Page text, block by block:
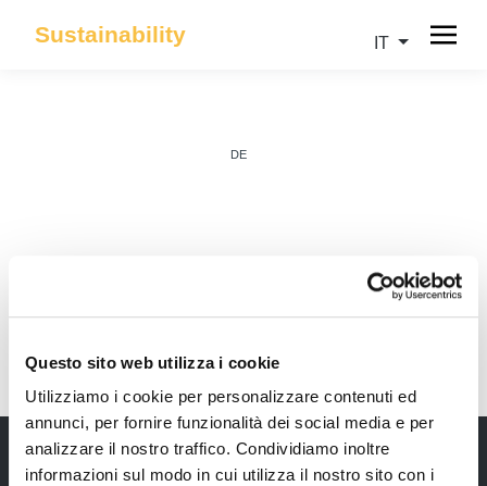
Questo sito web utilizza i cookie
Utilizziamo i cookie per personalizzare contenuti ed
annunci, per fornire funzionalità dei social media e per
analizzare il nostro traffico. Condividiamo inoltre
informazioni sul modo in cui utilizza il nostro sito con i
Sustainability IT
DE